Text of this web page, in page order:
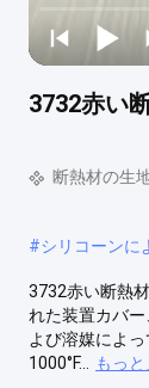
3732赤い
断熱材の生
#シリコーンに
3732赤い断熱
れた装置カバ
よび溶媒によ
1000°F...
もっと